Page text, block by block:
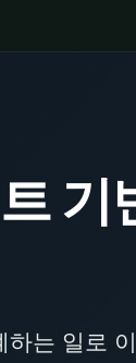
기
는 일로 이